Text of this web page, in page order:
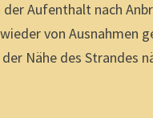
Aufenthalt nach
von Ausnahmen
Nähe des Strandes